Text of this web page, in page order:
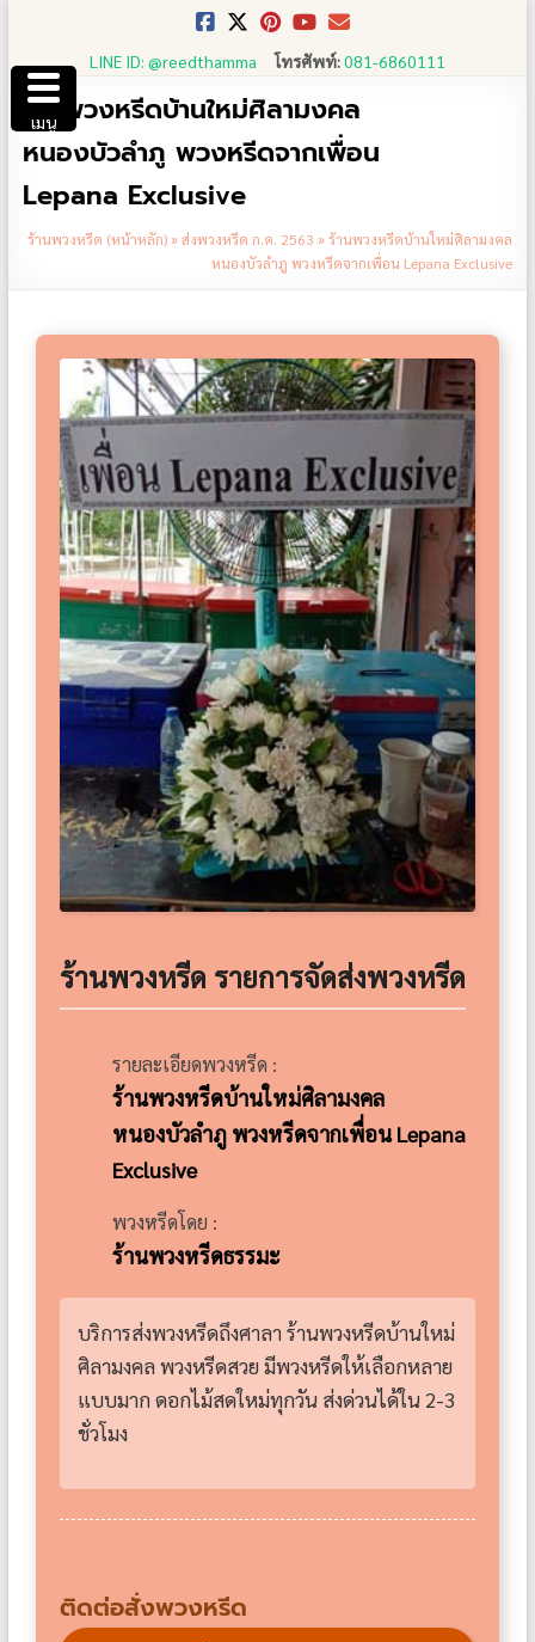
content
LINE ID: @reedthamma โทรศัพท์:081-6860111
ร้านพวงหรีดบ้านใหม่ศิลามงคล
หนองบัวลำภู พวงหรีดจากเพื่อน
Lepana Exclusive
ร้านพวงหรีด (หน้าหลัก)»ส่งพวงหรีด ก.ค. 2563 »ร้านพวงหรีดบ้านใหม่ศิลามงคล
หนองบัวลำภู พวงหรีดจากเพื่อน Lepana Exclusive
ร้านพวงหรีด รายการจัดส่งพวงหรีด
รายละเอียดพวงหรีด :
ร้านพวงหรีดบ้านใหม่ศิลามงคล
หนองบัวลำภู พวงหรีดจากเพื่อน Lepana
Exclusive
พวงหรีดโดย :
ร้านพวงหรีดธรรมะ
บริการส่งพวงหรีดถึงศาลา ร้านพวงหรีดบ้านใหม่
ศิลามงคล พวงหรีดสวย มีพวงหรีดให้เลือกหลาย
แบบมาก ดอกไม้สดใหม่ทุกวัน ส่งด่วนได้ใน 2-3
ชั่วโมง
ติดต่อสั่งพวงหรีด
เมนู